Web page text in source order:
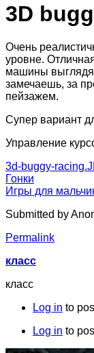
3D
Очень
уровне.
машины
замечаешь, за
пейзажем.
Супер вариант
Управление
3d-buggy-
Гонки
Игры для
Submitted by
Permalink
класс
класс
Log in to
Log in to